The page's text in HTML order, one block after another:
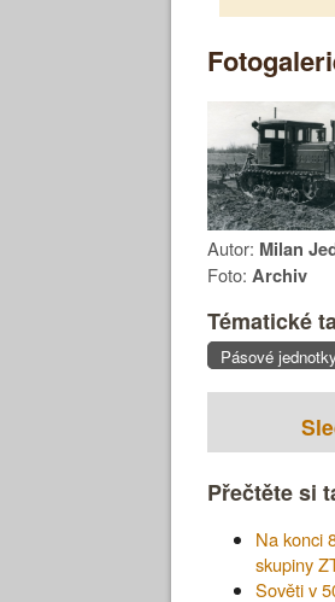
Autor: Milan
Foto: Archiv
Tématické
Pásové
Přečtěte si
Na konci
skupiny
Sověti v